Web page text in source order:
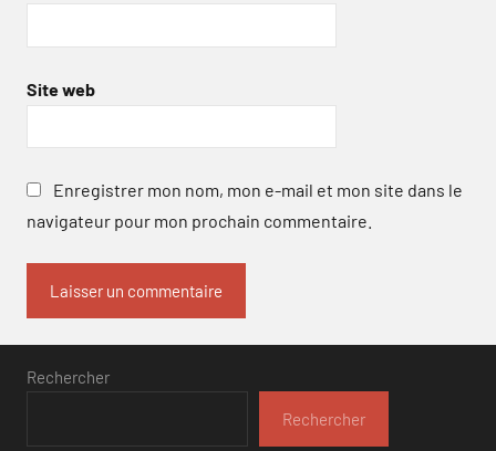
Site web
Enregistrer mon nom, mon e-mail et mon site dans le
navigateur pour mon prochain commentaire.
Rechercher
Rechercher